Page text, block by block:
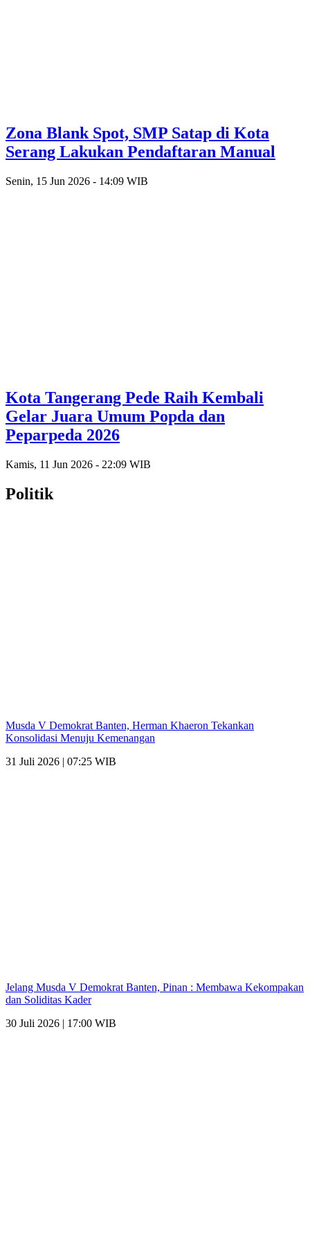
Zona Blank Spot, SMP Satap di Kota
Serang Lakukan Pendaftaran Manual
Senin, 15 Jun 2026 - 14:09 WIB
Kota Tangerang Pede Raih Kembali
Gelar Juara Umum Popda dan
Peparpeda 2026
Kamis, 11 Jun 2026 - 22:09 WIB
Politik
Musda V Demokrat Banten, Herman Khaeron Tekankan
Konsolidasi Menuju Kemenangan
31 Juli 2026 | 07:25 WIB
Jelang Musda V Demokrat Banten, Pinan : Membawa Kekompakan
dan Soliditas Kader
30 Juli 2026 | 17:00 WIB